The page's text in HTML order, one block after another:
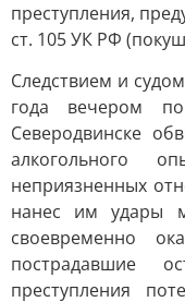
преступления,
ст. 105 УК РФ
Следствием и
года вечером
Северодвинске
алкогольного
неприязненных
нанес им удары
своевременно
пострадавшие
преступления